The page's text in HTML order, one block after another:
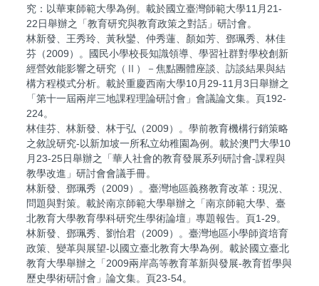
究：以華東師範大學為例。載於國立臺灣師範大學11月21-
22日舉辦之「教育研究與教育政策之對話」研討會。
林新發、王秀玲、黃秋鑾、仲秀蓮、顏如芳、鄧珮秀、林佳
芬（2009）。國民小學校長知識領導、學習社群對學校創新
經營效能影響之研究（Ⅱ）－焦點團體座談、訪談結果與結
構方程模式分析。載於重慶西南大學10月29-11月3日舉辦之
「第十一屆兩岸三地課程理論研討會」會議論文集。頁192-
224。
林佳芬、林新發、林于弘（2009）。學前教育機構行銷策略
之敘說研究-以新加坡一所私立幼稚園為例。載於澳門大學10
月23-25日舉辦之「華人社會的教育發展系列研討會-課程與
教學改進」研討會會議手冊。
林新發、鄧珮秀（2009）。臺灣地區義務教育改革：現況、
問題與對策。載於南京師範大學舉辦之「南京師範大學、臺
北教育大學教育學科研究生學術論壇」專題報告。頁1-29。
林新發、鄧珮秀、劉怡君（2009）。臺灣地區小學師資培育
政策、變革與展望-以國立臺北教育大學為例。載於國立臺北
教育大學舉辦之「2009兩岸高等教育革新與發展-教育哲學與
歷史學術研討會」論文集。頁23-54。